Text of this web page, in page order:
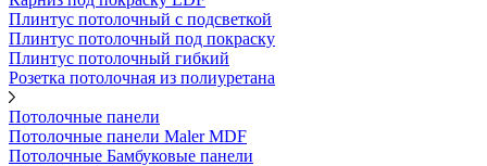
Плинтус потолочный с подсветкой
Плинтус потолочный под покраску
Плинтус потолочный гибкий
Розетка потолочная из полиуретана
Потолочные панели
Потолочные панели Maler MDF
Потолочные Бамбуковые панели